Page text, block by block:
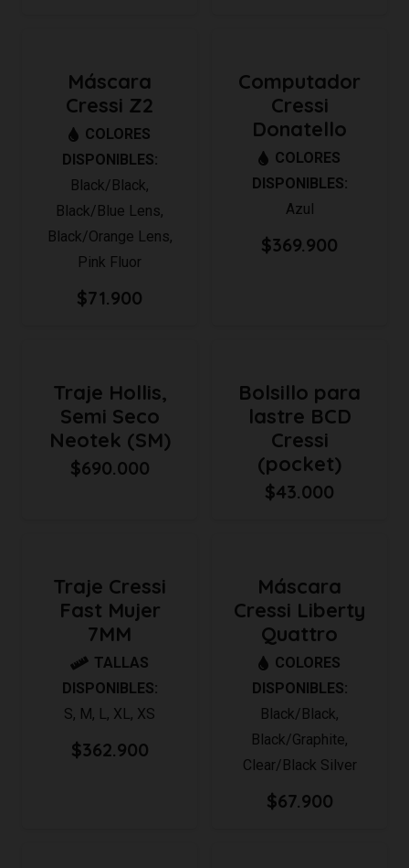
Máscara
Cressi Z2
COLORES
DISPONIBLES:
Black/Black,
Black/Blue Lens,
Black/Orange Lens,
Pink Fluor
$71.900
Computador
Cressi
Donatello
COLORES
DISPONIBLES:
Azul
$369.900
Traje Hollis,
Semi Seco
Neotek (SM)
$690.000
Bolsillo para
lastre BCD
Cressi
(pocket)
$43.000
Traje Cressi
Fast Mujer
7MM
TALLAS
DISPONIBLES:
S, M , L, XL, XS
$362.900
Máscara
Cressi Liberty
Quattro
COLORES
DISPONIBLES:
Black/Black,
Black/Graphite,
Clear/Black Silver
$67.900